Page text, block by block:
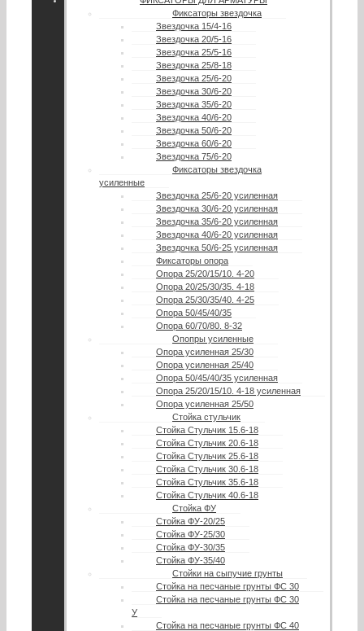
Фиксаторы звездочка
Звездочка 15/4-16
Звездочка 20/5-16
Звездочка 25/5-16
Звездочка 25/8-18
Звездочка 25/6-20
Звездочка 30/6-20
Звездочка 35/6-20
Звездочка 40/6-20
Звездочка 50/6-20
Звездочка 60/6-20
Звездочка 75/6-20
Фиксаторы звездочка
усиленные
Звездочка 25/6-20 усиленная
Звездочка 30/6-20 усиленная
Звездочка 35/6-20 усиленная
Звездочка 40/6-20 усиленная
Звездочка 50/6-25 усиленная
Фиксаторы опора
Опора 25/20/15/10. 4-20
Опора 20/25/30/35. 4-18
Опора 25/30/35/40. 4-25
Опора 50/45/40/35
Опора 60/70/80. 8-32
Опопры усиленные
Опора усиленная 25/30
Опора усиленная 25/40
Опора 50/45/40/35 усиленная
Опора 25/20/15/10. 4-18 усиленная
Опора усиленная 25/50
Стойка стульчик
Стойка Стульчик 15.6-18
Стойка Стульчик 20.6-18
Стойка Стульчик 25.6-18
Стойка Стульчик 30.6-18
Стойка Стульчик 35.6-18
Стойка Стульчик 40.6-18
Стойка ФУ
Стойка ФУ-20/25
Стойка ФУ-25/30
Стойка ФУ-30/35
Стойка ФУ-35/40
Стойки на сыпучие грунты
Стойка на песчаные грунты ФС 30
Стойка на песчаные грунты ФС 30
У
Стойка на песчаные грунты ФС 40